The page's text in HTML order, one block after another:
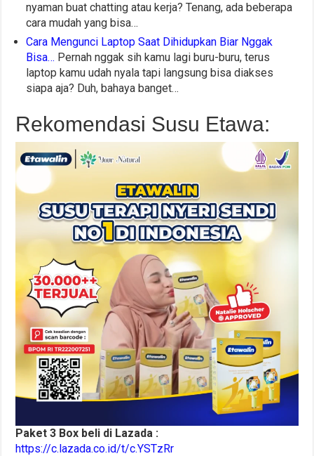
nyaman buat chatting atau kerja? Tenang, ada beberapa
cara mudah yang bisa…
Cara Mengunci Laptop Saat Dihidupkan Biar Nggak
Bisa… Pernah nggak sih kamu lagi buru-buru, terus
laptop kamu udah nyala tapi langsung bisa diakses
siapa aja? Duh, bahaya banget…
Rekomendasi Susu Etawa:
Paket 3 Box beli di Lazada :
https://c.lazada.co.id/t/c.YSTzRr